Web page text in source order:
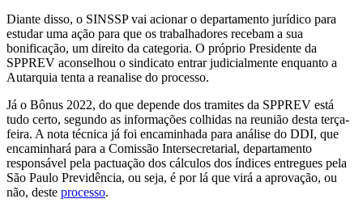
Diante disso, o SINSSP vai acionar o departamento jurídico para
estudar uma ação para que os trabalhadores recebam a sua
bonificação, um direito da categoria. O próprio Presidente da
SPPREV aconselhou o sindicato entrar judicialmente enquanto a
Autarquia tenta a reanalise do processo.
Já o Bônus 2022, do que depende dos tramites da SPPREV está
tudo certo, segundo as informações colhidas na reunião desta terça-
feira. A nota técnica já foi encaminhada para análise do DDI, que
encaminhará para a Comissão Intersecretarial, departamento
responsável pela pactuação dos cálculos dos índices entregues pela
São Paulo Previdência, ou seja, é por lá que virá a aprovação, ou
não, deste processo.